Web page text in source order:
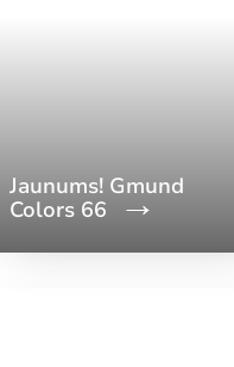
Jaunums! Gmund
Colors 66